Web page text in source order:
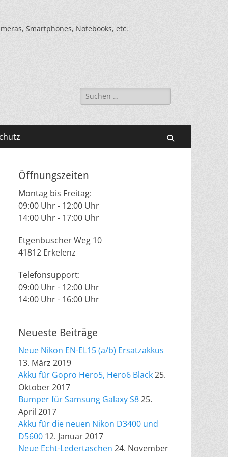
Smartphones, Notebooks, etc.
Suche
nach:
Öffnungszeiten
Montag bis Freitag:
09:00 Uhr - 12:00 Uhr
14:00 Uhr - 17:00 Uhr
Etgenbuscher Weg 10
41812 Erkelenz
Telefonsupport:
09:00 Uhr - 12:00 Uhr
14:00 Uhr - 16:00 Uhr
Neueste Beiträge
Neue Nikon EN-EL15 (a/b) Ersatzakkus
13. März 2019
Akku für Gopro Hero5, Hero6 Black25.
Oktober 2017
Bumper für Samsung Galaxy S825.
April 2017
Akku für die neuen Nikon D3400 und
D5600 12. Januar 2017
Neue Echt-Ledertaschen 24. November